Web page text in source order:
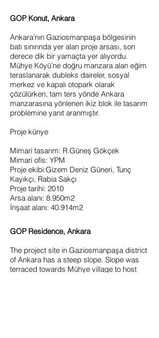
GOP Konut, Ankara
Ankara’nın Gaziosmanpaşa bölgesinin
batı sınırında yer alan proje arsası, son
derece dik bir yamaçta yer alıyordu.
Mühye Köyü’ne doğru manzara alan eğim
teraslanarak dubleks daireler, sosyal
merkez ve kapalı otopark olarak
çözülürken, tam ters yönde Ankara
manzarasına yönlenen ikiz blok ile tasarım
problemine yanıt aranmıştır.
Proje künye
Mimari tasarım: R.Güneş Gökçek
Mimari ofis: YPM
Proje ekibi:Gizem Deniz Güneri, Tunç
Kayıkçı, Rabia Sakçı
Proje tarihi: 2010
Arsa alanı: 8.950m2
İnşaat alanı: 40.914m2
GOP Residence, Ankara
The project site in Gaziosmanpaşa district
of Ankara has a steep slope. Slope was
terraced towards Mühye village to host